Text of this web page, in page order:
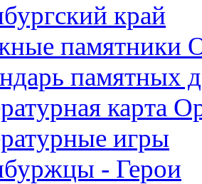
край
памятники
памятных
карта
игры
- Герои